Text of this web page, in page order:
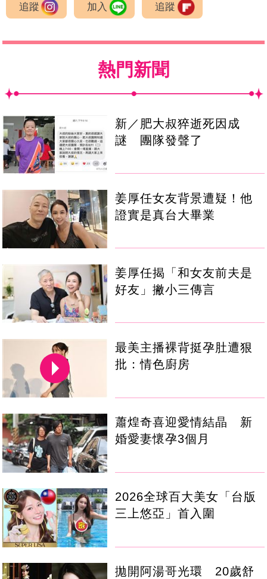
追蹤 加入 追蹤
熱門新聞
新／肥大叔猝逝死因成
謎 團隊發聲了
姜厚任女友背景遭疑！他
證實是真台大畢業
姜厚任揭「和女友前夫是
好友」撇小三傳言
最美主播裸背挺孕肚遭狠
批：情色廚房
蕭煌奇喜迎愛情結晶 新
婚愛妻懷孕3個月
2026全球百大美女「台版
三上悠亞」首入圍
拋開阿湯哥光環 20歲舒